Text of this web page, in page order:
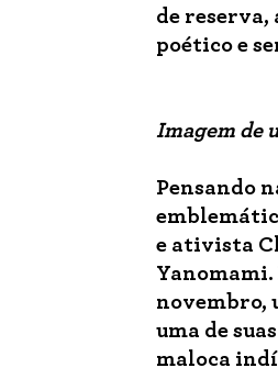
de reserva,
poético e
Imagem de
Pensando
e ativista
Yanomami.
novembro,
uma de
maloca